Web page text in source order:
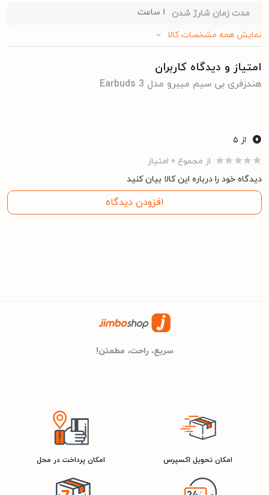
مدت زمان شارژ شدن 1 ساعت
NFC ندارد
مقاومت در برابر آب و دارد
مشخصات کلی
برند میبرو
68x28.5x24 میلی متر
نمایش همه مشخصات کالا
امتیاز و دیدگاه کاربران
هندزفری بی سیم میبرو مدل Earbuds 3
0
از ۵
از مجموع 0 امتیاز
دیدگاه خود را درباره این کالا بیان کنید
افزودن دیدگاه
سریع، راحت، مطمئن!
امکان تحویل اکسپرس امکان پرداخت در محل